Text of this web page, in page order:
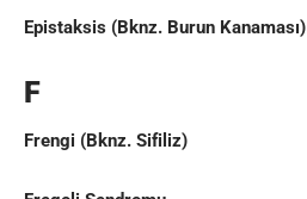
Epistaksis (Bknz. Burun Kanaması)
F
Frengi (Bknz. Sifiliz)